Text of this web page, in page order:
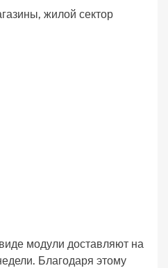
жилой сектор
модули доставляют на
Благодаря этому